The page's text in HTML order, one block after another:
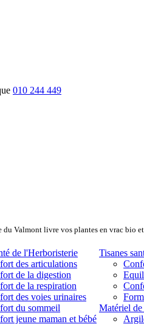
010 244 449
du Valmont livre vos plantes en vrac bio
de l'Herboristerie
des articulations
de la digestion
de la respiration
des voies urinaires
du sommeil
jeune maman et bébé
Tisanes
Matériel